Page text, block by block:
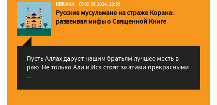
KRR AKK 09.06.2024, 18:56
Русские мусульмане на страже Корана:
pазвеивая мифы о Священной Книге
Пусть Аллах дарует нашим братьям лучшее месть в
раю. Не только Али и Иса стоят за этими прекрасными
...